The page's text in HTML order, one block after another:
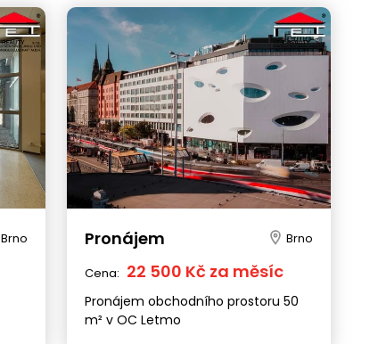
Brno Pronájem Brno
Cena: 22 500 Kč za měsíc
Pronájem obchodního prostoru 50
m² v OC Letmo